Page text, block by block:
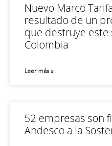
Nuevo Marco
resultado de un
que destruye este
Colombia
Leer más »
52 empresas son
Andesco a la